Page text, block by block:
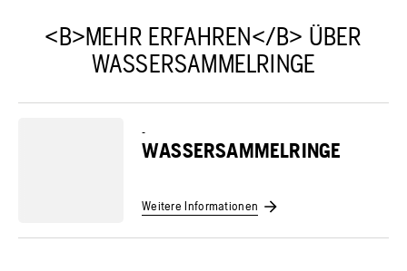
<B>MEHR ERFAHREN</B> ÜBER
WASSERSAMMELRINGE
-
WASSERSAMMELRINGE
Weitere Informationen